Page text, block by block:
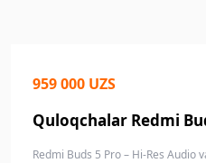
959 000 UZS
Quloqchalar Redmi
Redmi Buds 5 Pro – Hi-Res Audio